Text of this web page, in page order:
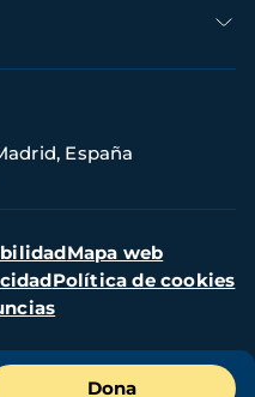
Dona
España
Mapa web
Política de cookies